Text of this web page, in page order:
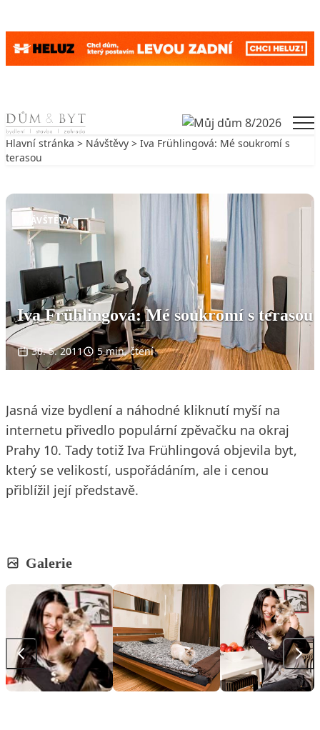
Skip to content
Hlavní stránka > Návštěvy > Iva Frühlingová: Mé soukromí s
terasou
NÁVŠTĚVY
Iva Frühlingová: Mé soukromí s terasou
30. 5. 2011 5 min. čtení
Jasná vize bydlení a náhodné kliknutí myší na
internetu přivedlo populární zpěvačku na okraj
Prahy 10. Tady totiž Iva Frühlingová objevila byt,
který se velikostí, uspořádáním, ale i cenou
přiblížil její představě.
Galerie